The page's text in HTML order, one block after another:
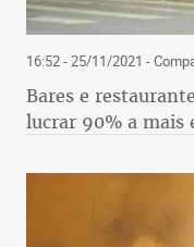
16:52 - 25/11/2021 -
Bares e
lucrar 90% a mais